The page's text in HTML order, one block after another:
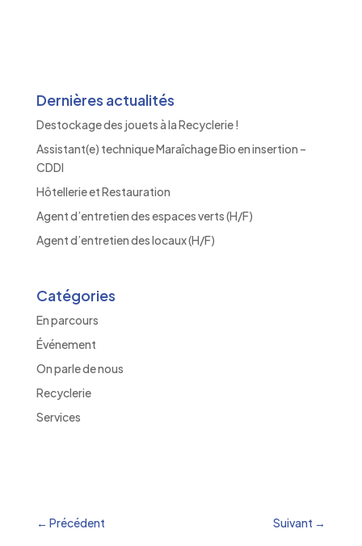
Dernières actualités
Destockage des jouets à la Recyclerie !
Assistant(e) technique Maraîchage Bio en insertion –
CDDI
Hôtellerie et Restauration
Agent d’entretien des espaces verts (H/F)
Agent d’entretien des locaux (H/F)
Catégories
En parcours
Événement
On parle de nous
Recyclerie
Services
← Précédent Suivant →